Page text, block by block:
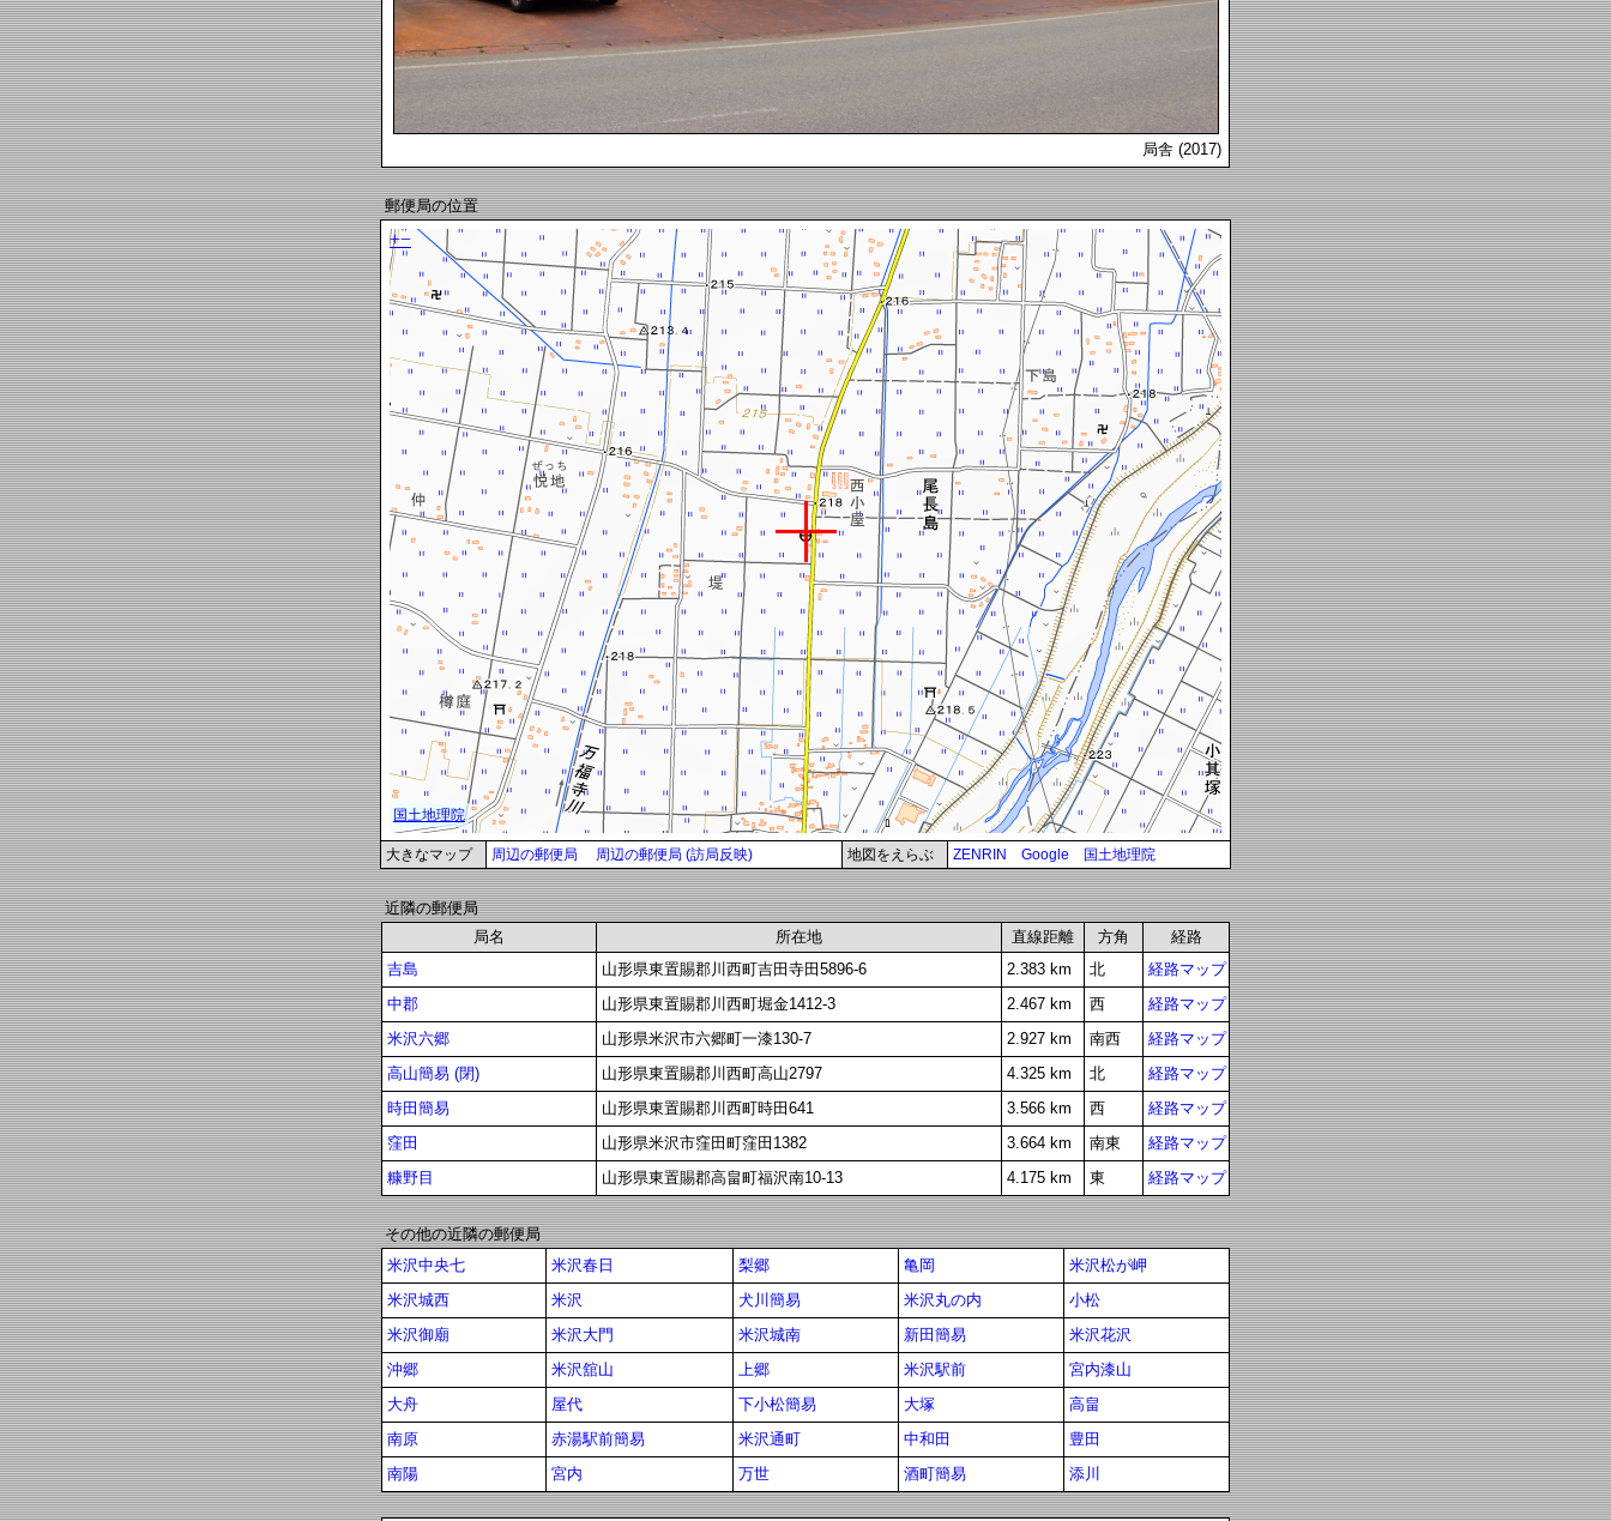
局舎 (2017)
郵便局の位置
大きなマップ 周辺の郵便局 周辺の郵便局 (訪局反映) 地図をえらぶ ZENRIN Google 国土地理院
近隣の郵便局
局名
所在地 直線距離 方角
経路
吉島
山形県東置賜郡川西町吉田寺田5896-6 2.383 km 北
経路マップ
中郡
山形県東置賜郡川西町堀金1412-3 2.467 km 西
経路マップ
米沢六郷
山形県米沢市六郷町一漆130-7 2.927 km 南西
経路マップ
高山簡易 (閉)
山形県東置賜郡川西町高山2797 4.325 km 北
経路マップ
時田簡易
山形県東置賜郡川西町時田641 3.566 km 西
経路マップ
窪田
山形県米沢市窪田町窪田1382 3.664 km 南東
経路マップ
糠野目
山形県東置賜郡高畠町福沢南10-13 4.175 km 東 経路マップ
その他の近隣の郵便局
米沢中央七
米沢春日 梨郷 亀岡
米沢松が岬
米沢城西
米沢 犬川簡易 米沢丸の内
小松
米沢御廟
米沢大門 米沢城南 新田簡易
米沢花沢
沖郷
米沢舘山 上郷 米沢駅前
宮内漆山
大舟
屋代 下小松簡易 大塚
高畠
南原
赤湯駅前簡易 米沢通町 中和田
豊田
南陽
宮内 万世 酒町簡易 添川